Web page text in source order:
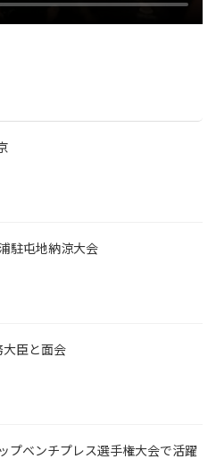
駐屯地納涼大会
大臣と面会
プベンチプレス選手権大会で活躍